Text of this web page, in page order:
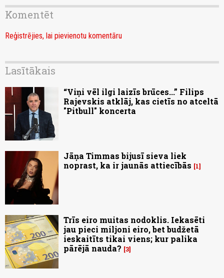
Komentēt
Reģistrējies, lai pievienotu komentāru
Lasītākais
“Viņi vēl ilgi laizīs brūces...” Filips
Rajevskis atklāj, kas cietīs no atceltā
"Pitbull" koncerta
Jāņa Timmas bijusī sieva liek
noprast, ka ir jaunās attiecībās
1
Trīs eiro muitas nodoklis. Iekasēti
jau pieci miljoni eiro, bet budžetā
ieskaitīts tikai viens; kur palika
pārējā nauda? 3